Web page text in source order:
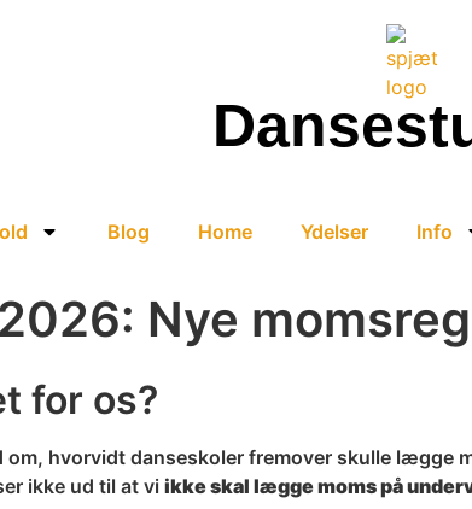
Blog Home Ydelser Info
Nye
for os?
hvorvidt danseskoler fremover skulle lægge
ikke ud til at vi ikke skal lægge moms på